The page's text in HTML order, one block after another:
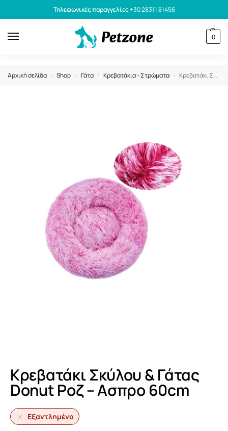
Τηλεφωνικές παραγγελίες+30 28311 81456
0
Αρχική σελίδα / Shop / Γάτα / Κρεβατάκια - Στρώματα / Κρεβατάκι Σκύλου & Γάτας Donut Ροζ – Ασπρο 60cm
Κρεβατάκι Σκύλου & Γάτας
Donut Ροζ – Ασπρο 60cm
Εξαντλημένο